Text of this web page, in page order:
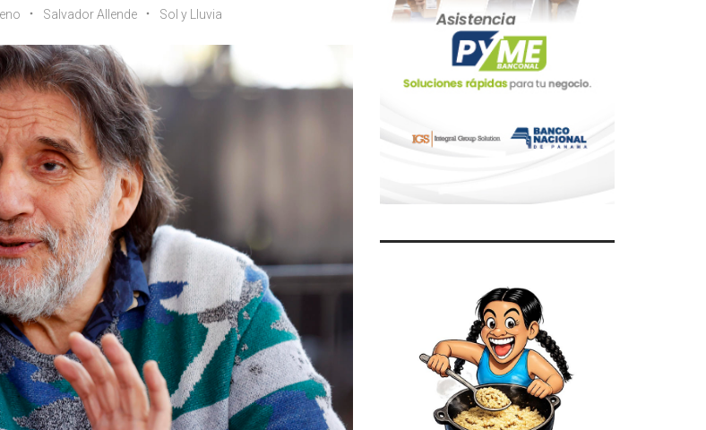
Salvador Allende Sol y Lluvia